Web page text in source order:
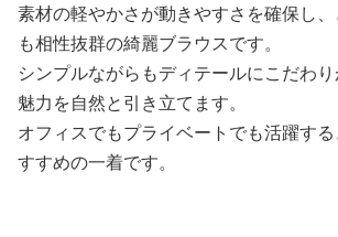
素材の軽やかさが動きやすさを確保し
も相性抜群の綺麗ブラウスです。
シンプルながらもディテールにこだわ
魅力を自然と引き立てます。
オフィスでもプライベートでも活躍す
すすめの一着です。